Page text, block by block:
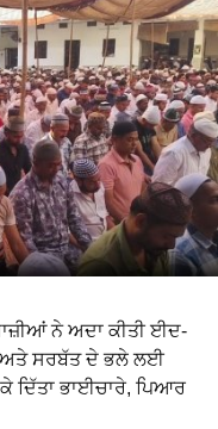
ਨੇ ਅਦਾ ਕੀਤੀ ਈਦ-
ਅਤੇ ਸਰਬੱਤ ਦੇ ਭਲੇ ਲਈ
ਦਿੱਤਾ ਭਾਈਚਾਰੇ, ਪਿਆਰ